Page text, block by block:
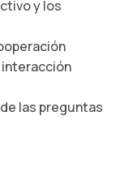
y los
las preguntas